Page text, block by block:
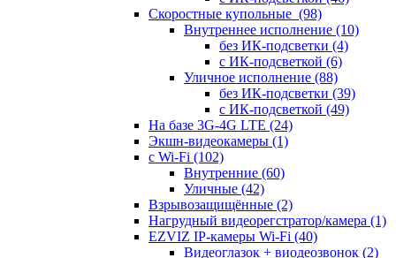
Скоростные купольные (98)
Внутреннее исполнение (10)
без ИК-подсветки (4)
с ИК-подсветкой (6)
Уличное исполнение (88)
без ИК-подсветки (39)
с ИК-подсветкой (49)
На базе 3G-4G LTE (24)
Экшн-видеокамеры (1)
с Wi-Fi (102)
Внутренние (60)
Уличные (42)
Взрывозащищённые (2)
Нагрудный видеорегстратор/камера (1)
EZVIZ IP-камеры Wi-Fi (40)
Видеоглазок + виодеозвонок (2)